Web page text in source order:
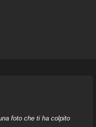
foto che ti ha colpito